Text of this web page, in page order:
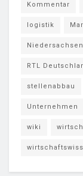
Kommentar
logistik
Niedersachsen
RTL
stellenabbau
Unternehmen
wiki